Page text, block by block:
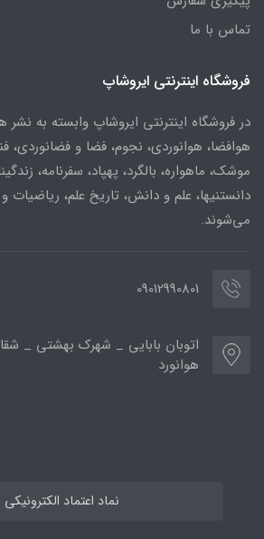
تماس با ما
فروشگاه اینترنتی ایروشاپ
در فروشگاه اینترنتی ایروشاپ وابسته به نشر
هوافضا، هوانوردی، نجوم، فضا و فضانوردی،
موشک، ماهواره، بالگرد، پهپاد، سفرنامه،
دانستنیها، علم و دانش، تاریخ علم،
می‌شوند.
09012990801
هوانورد
نماد اعتماد الکترونیکی